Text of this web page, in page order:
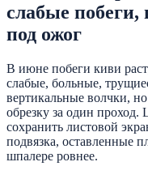
слабые
под ожог
В июне побеги киви
слабые, больные,
вертикальные волчки,
обрезку за один
сохранить листовой
подвязка, оставленные
шпалере ровнее.